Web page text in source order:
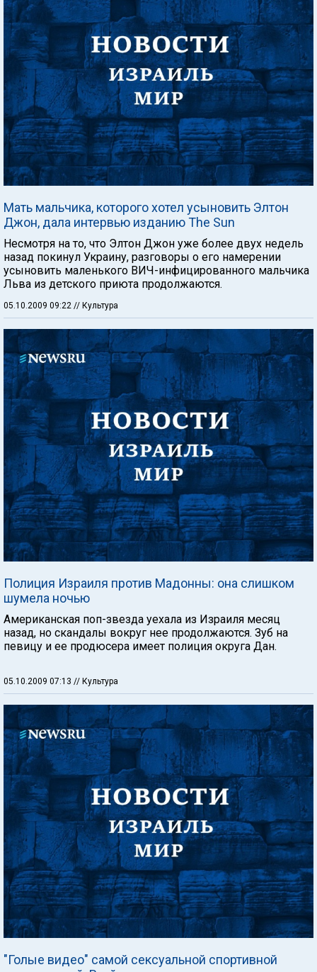
Мать мальчика, которого хотел усыновить Элтон
Джон, дала интервью изданию The Sun
Несмотря на то, что Элтон Джон уже более двух недель
назад покинул Украину, разговоры о его намерении
усыновить маленького ВИЧ-инфицированного мальчика
Льва из детского приюта продолжаются.
05.10.2009 09:22 // Культура
Полиция Израиля против Мадонны: она слишком
шумела ночью
Американская поп-звезда уехала из Израиля месяц
назад, но скандалы вокруг нее продолжаются. Зуб на
певицу и ее продюсера имеет полиция округа Дан.
05.10.2009 07:13 // Культура
"Голые видео" самой сексуальной спортивной